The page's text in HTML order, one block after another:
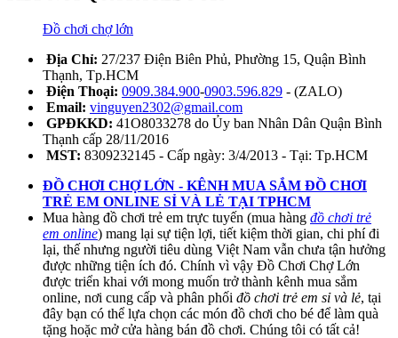
Đồ chơi chợ lớn
Địa Chỉ: 27/237 Điện Biên Phủ, Phường 15, Quận Bình
Thạnh, Tp.HCM
Điện Thoại: 0909.384.900-0903.596.829 - (ZALO)
Email: vinguyen2302@gmail.com
GPĐKKD: 41O8033278 do Ủy ban Nhân Dân Quận Bình
Thạnh cấp 28/11/2016
MST: 8309232145 - Cấp ngày: 3/4/2013 - Tại: Tp.HCM
ĐỒ CHƠI CHỢ LỚN - KÊNH MUA SẮM ĐỒ CHƠI
TRẺ EM ONLINE SỈ VÀ LẺ TẠI TPHCM
Mua hàng đồ chơi trẻ em trực tuyến (mua hàng đồ chơi trẻ
em online) mang lại sự tiện lợi, tiết kiệm thời gian, chi phí đi
lại, thế nhưng người tiêu dùng Việt Nam vẫn chưa tận hưởng
được những tiện ích đó. Chính vì vậy Đồ Chơi Chợ Lớn
được triển khai với mong muốn trở thành kênh mua sắm
online, nơi cung cấp và phân phối đồ chơi trẻ em sỉ và lẻ, tại
đây bạn có thể lựa chọn các món đồ chơi cho bé để làm quà
tặng hoặc mở cửa hàng bán đồ chơi. Chúng tôi có tất cả!